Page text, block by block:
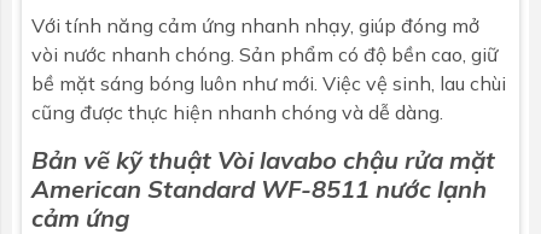
Với tính năng cảm ứng nhanh nhạy, giúp đóng mở
vòi nước nhanh chóng. Sản phẩm có độ bền cao, giữ
bề mặt sáng bóng luôn như mới. Việc vệ sinh, lau chùi
cũng được thực hiện nhanh chóng và dễ dàng.
Bản vẽ kỹ thuật Vòi lavabo chậu rửa mặt
American Standard WF-8511 nước lạnh
cảm ứng